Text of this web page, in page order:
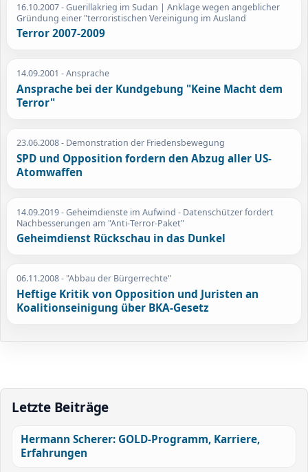
16.10.2007- Guerillakrieg im Sudan | Anklage wegen angeblicher
Gründung einer "terroristischen Vereinigung im Ausland
Terror 2007-2009
14.09.2001 - Ansprache
Ansprache bei der Kundgebung "Keine Macht dem
Terror"
23.06.2008- Demonstration der Friedensbewegung
SPD und Opposition fordern den Abzug aller US-
Atomwaffen
14.09.2019- Geheimdienste im Aufwind - Datenschützer fordert
Nachbesserungen am "Anti-Terror-Paket"
Geheimdienst Rückschau in das Dunkel
06.11.2008- "Abbau der Bürgerrechte"
Heftige Kritik von Opposition und Juristen an
Koalitionseinigung über BKA-Gesetz
Letzte Beiträge
Hermann Scherer: GOLD-Programm, Karriere,
Erfahrungen